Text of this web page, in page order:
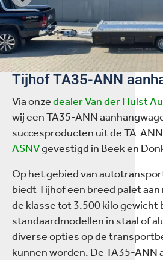
Tijhof TA35-ANN
Via onzedealerVan der Hulst
wij een TA35-ANN
succesproducten uit de TA-
ASNVgevestigd in Beek en
Op het gebied van
biedt Tijhof een breed palet
de klasse tot 3.500 kilo gewicht
standaardmodellen in staal of
diverse opties op de
kunnen worden. De TA35-ANN